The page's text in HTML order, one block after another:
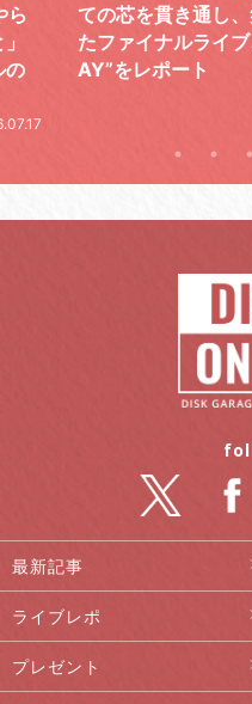
ら
の
ての芯を貫き通し
たファイナルライ
AY”をレポート
最新記事
ライブレポ
プレゼント